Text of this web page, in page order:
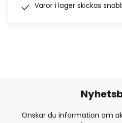
Varor i lager skickas
Önskar du information om